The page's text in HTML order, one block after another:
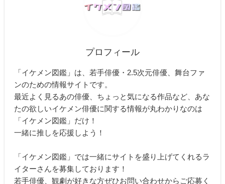
プロフィール
「イケメン図鑑」は、若手俳優・2.5次元俳優、舞台ファ
ンのための情報サイトです。
最近よく見るあの俳優、ちょっと気になる作品など、あな
たの欲しいイケメン俳優に関する情報が丸わかりなのは
「イケメン図鑑」だけ！
一緒に推しを応援しよう！
「イケメン図鑑」では一緒にサイトを盛り上げてくれるラ
イターさんを募集しております！
若手俳優、観劇が好きな方ぜひお問い合わせからご応募く